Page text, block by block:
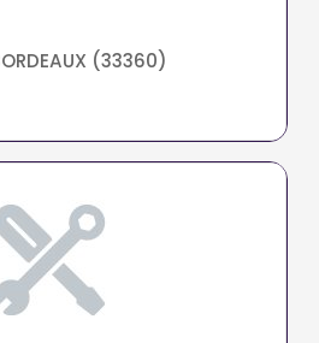
(33360)